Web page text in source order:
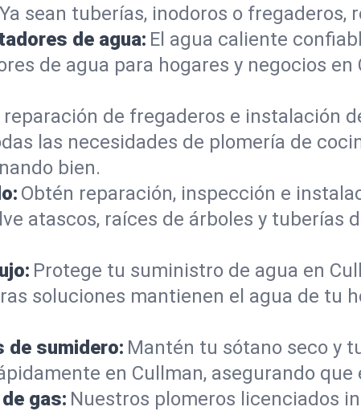
sean tuberías, inodoros o fregaderos,
de agua: El agua caliente
de agua para hogares y negocios
reparación de fregaderos e instalación
las necesidades de plomería de
bien.
Obtén reparación, inspección e
atascos, raíces de árboles y tuberías
Protege tu suministro de agua en
soluciones mantienen el agua de tu
de sumidero: Mantén tu sótano seco y
en Cullman, asegurando
gas: Nuestros plomeros licenciados